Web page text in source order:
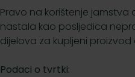
Pravo na korištenje
nastala kao posljedica
dijelova za kupljeni
Podaci o tvrtki: